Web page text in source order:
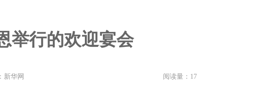
举行的欢迎宴会
新华网 阅读量： 17